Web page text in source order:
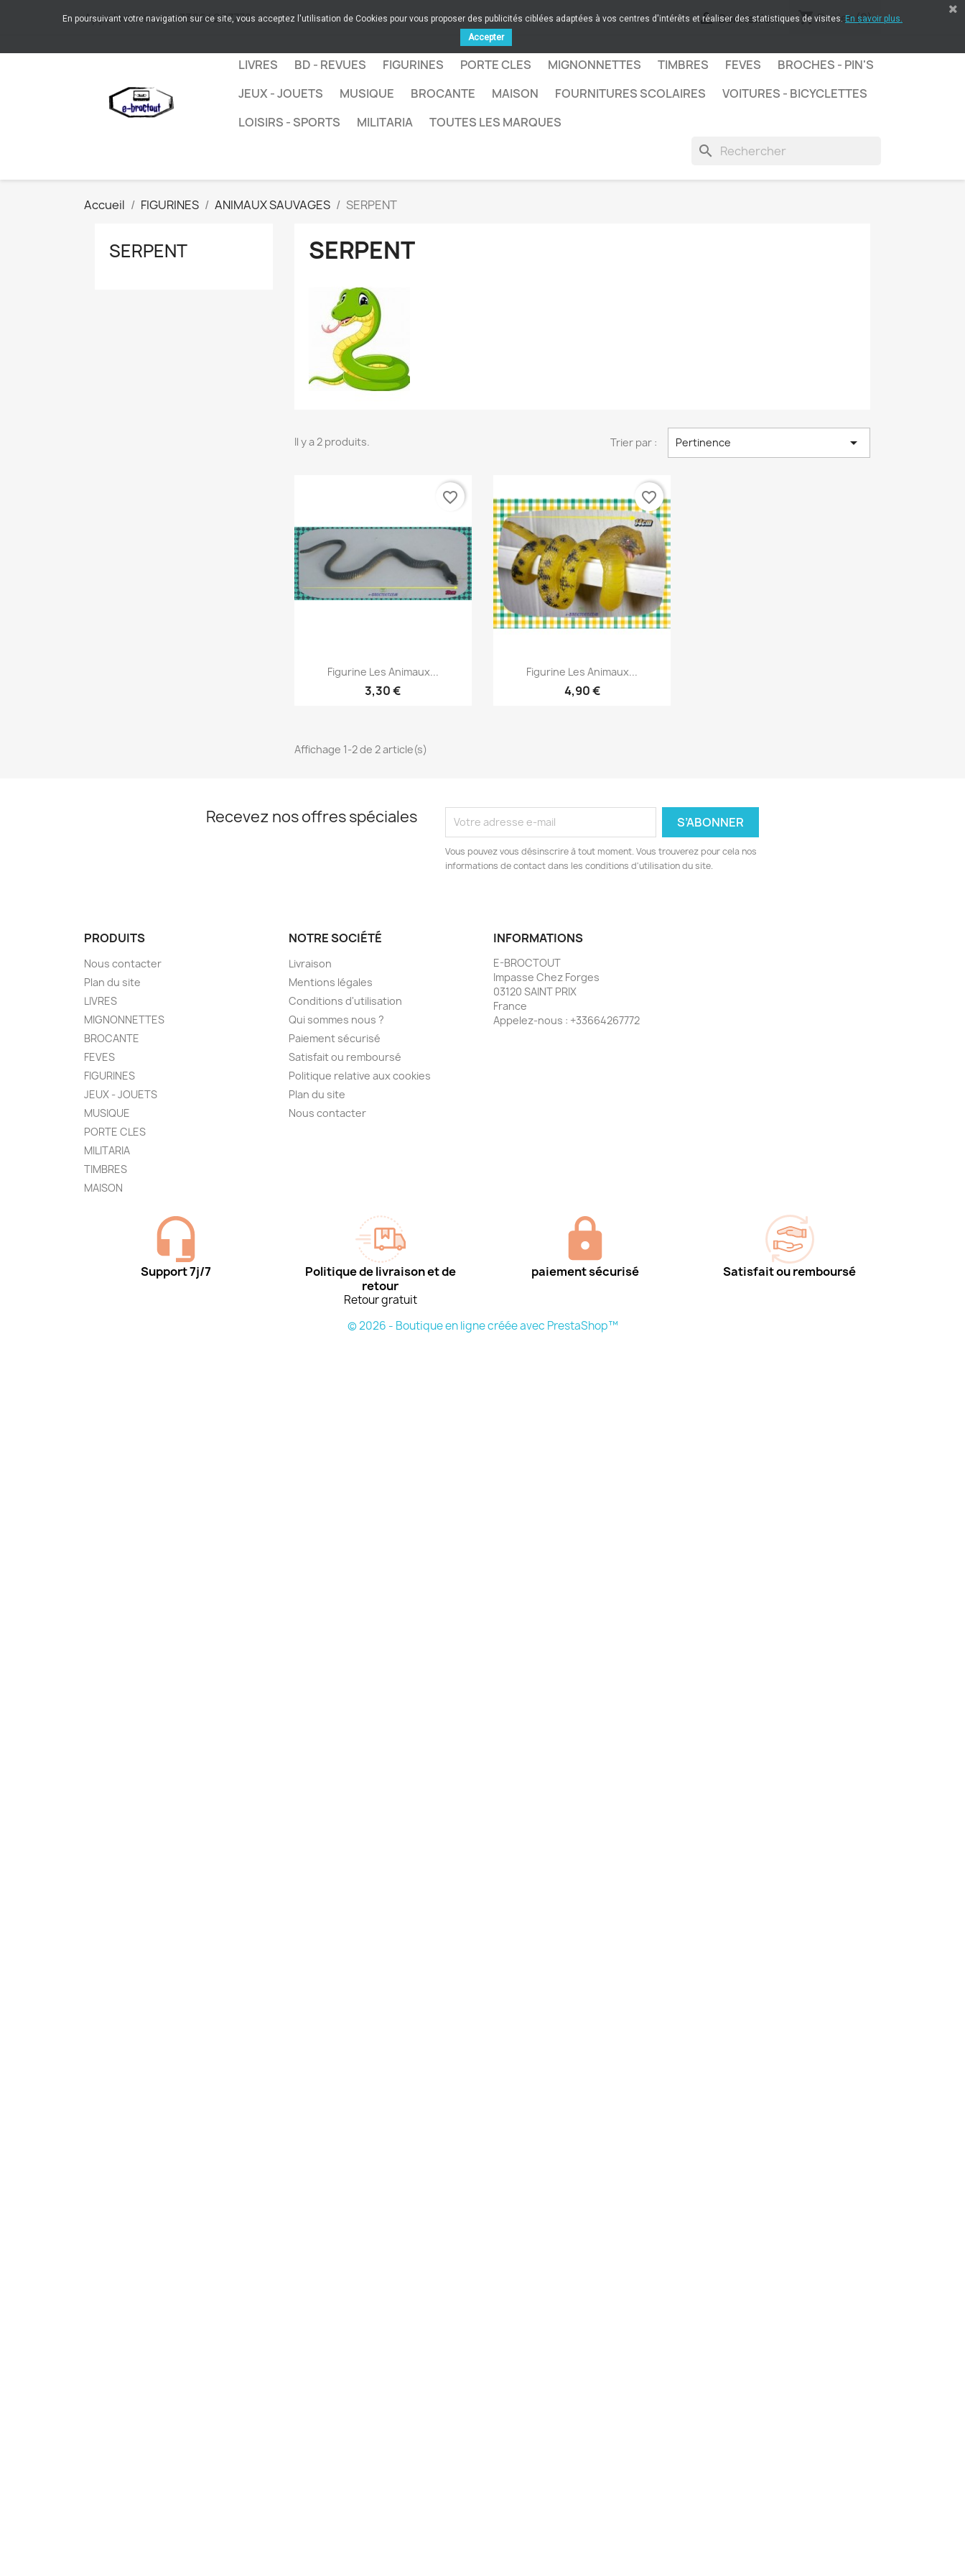
Appelez-nous :+33664267772  Connexion shopping_cartPanier (0)
LIVRES BD - REVUES FIGURINES PORTE CLES MIGNONNETTES TIMBRES FEVES
BROCHES - PIN'S
JEUX - JOUETS
MUSIQUE BROCANTE MAISON FOURNITURES SCOLAIRES
VOITURES - BICYCLETTES
LOISIRS - SPORTS
MILITARIA TOUTES LES MARQUES
search
Accueil FIGURINES ANIMAUX SAUVAGES SERPENT
SERPENT SERPENT
Il y a 2 produits. Trier par : Pertinence 
Aperçu rapide
Figurine Les Animaux...
3,30 €
favorite_border
Aperçu rapide
Figurine Les Animaux...
4,90 €
favorite_border
Affichage 1-2 de 2 article(s)
Recevez nos offres spéciales
Vous pouvez vous désinscrire à tout moment. Vous trouverez pour cela nos
informations de contact dans les conditions d'utilisation du site.
PRODUITS
Nous contacter
Plan du site
LIVRES
MIGNONNETTES
BROCANTE
FEVES
FIGURINES
JEUX - JOUETS
MUSIQUE
PORTE CLES
MILITARIA
TIMBRES
MAISON
NOTRE SOCIÉTÉ
Livraison
Mentions légales
Conditions d'utilisation
Qui sommes nous ?
Paiement sécurisé
Satisfait ou remboursé
Politique relative aux cookies
Plan du site
Nous contacter
INFORMATIONS
E-BROCTOUT
Impasse Chez Forges
03120 SAINT PRIX
France
Appelez-nous : +33664267772
Support 7j/7
Politique de livraison et de
retour
Retour gratuit
paiement sécurisé Satisfait ou remboursé
© 2026 - Boutique en ligne créée avec PrestaShop™
En poursuivant votre navigation sur ce site, vous acceptez l'utilisation de Cookies pour vous proposer des publicités ciblées adaptées à vos centres d'intérêts et réaliser des statistiques de visites. En savoir plus.
Accepter